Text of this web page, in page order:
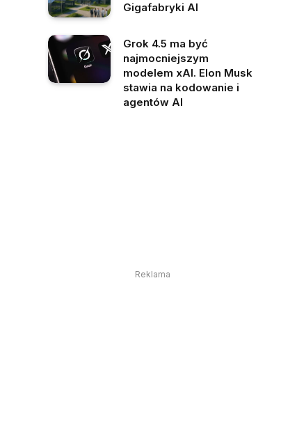
Gigafabryki AI
Grok 4.5 ma być
najmocniejszym
modelem xAI. Elon Musk
stawia na kodowanie i
agentów AI
Reklama